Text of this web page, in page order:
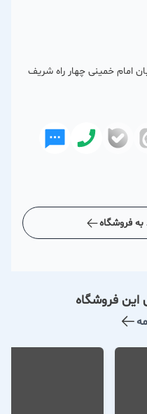
امام خمینی چهار راه شریف
به فروشگاه
این فروشگاه